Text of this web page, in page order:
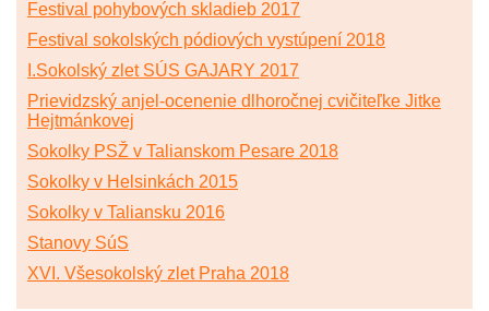
Festival pohybových skladieb 2017
Festival sokolských pódiových vystúpení 2018
I.Sokolský zlet SÚS GAJARY 2017
Prievidzský anjel-ocenenie dlhoročnej cvičiteľke Jitke
Hejtmánkovej
Sokolky PSŽ v Talianskom Pesare 2018
Sokolky v Helsinkách 2015
Sokolky v Taliansku 2016
Stanovy SúS
XVI. Všesokolský zlet Praha 2018